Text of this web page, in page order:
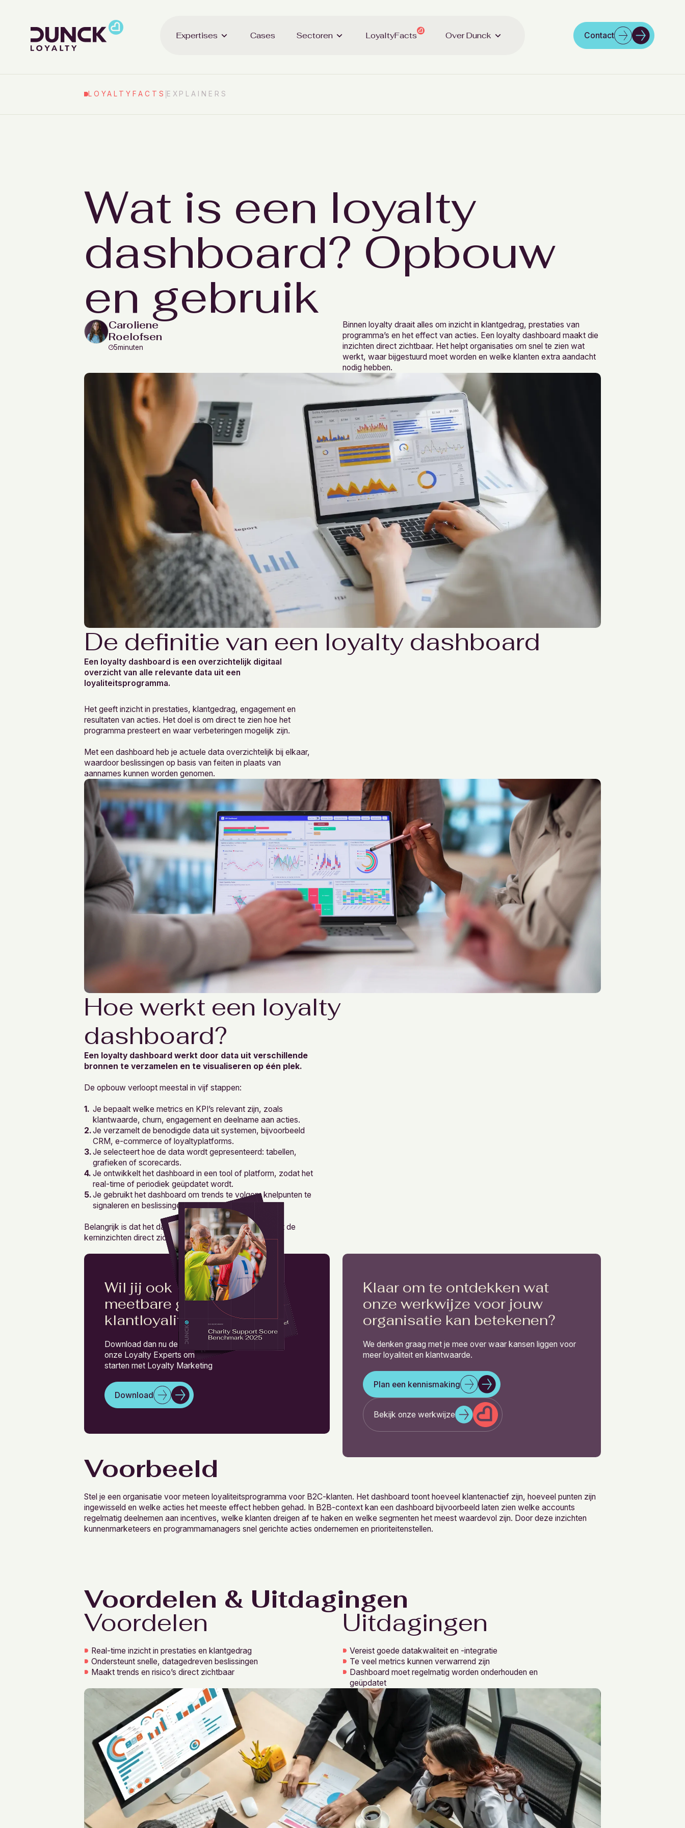
Expertises Cases Sectoren LoyaltyFacts Over Dunck Contact
LOYALTYFACTS EXPLAINERS
Wat is een loyalty
dashboard? Opbouw
en gebruik
Caroliene
Roelofsen
5minuten
Binnen loyalty draait alles om inzicht in klantgedrag, prestaties van
programma’s en het effect van acties. Een loyalty dashboard maakt die
inzichten direct zichtbaar. Het helpt organisaties om snel te zien wat
werkt, waar bijgestuurd moet worden en welke klanten extra aandacht
nodig hebben.
De definitie van een loyalty dashboard
Een loyalty dashboard is een overzichtelijk digitaal
overzicht van alle relevante data uit een
loyaliteitsprogramma.
Het geeft inzicht in prestaties, klantgedrag, engagement en
resultaten van acties. Het doel is om direct te zien hoe het
programma presteert en waar verbeteringen mogelijk zijn.
Met een dashboard heb je actuele data overzichtelijk bij elkaar,
waardoor beslissingen op basis van feiten in plaats van
aannames kunnen worden genomen.
Hoe werkt een loyalty
dashboard?
Een loyalty dashboard werkt door data uit verschillende
bronnen te verzamelen en te visualiseren op één plek.
De opbouw verloopt meestal in vijf stappen:
Je bepaalt welke metrics en KPI’s relevant zijn, zoals
klantwaarde, churn, engagement en deelname aan acties.
Je verzamelt de benodigde data uit systemen, bijvoorbeeld
CRM, e-commerce of loyaltyplatforms.
Je selecteert hoe de data wordt gepresenteerd: tabellen,
grafieken of scorecards.
Je ontwikkelt het dashboard in een tool of platform, zodat het
real-time of periodiek geüpdatet wordt.
Je gebruikt het dashboard om trends te volgen, knelpunten te
signaleren en beslissingen te ondersteunen.
Belangrijk is dat het dashboard overzichtelijk blijft en dat de
kerninzichten direct zichtbaar zijn.
Wil jij ook
meetbare groei in
klantloyaliteit?
Download dan nu de 10 tips van
onze Loyalty Experts om te
starten met Loyalty Marketing
Download
Klaar om te ontdekken wat
onze werkwijze voor jouw
organisatie kan betekenen?
We denken graag met je mee over waar kansen liggen voor
meer loyaliteit en klantwaarde.
Plan een kennismaking
Bekijk onze werkwijze
Voorbeeld
Stel je een organisatie voor meteen loyaliteitsprogramma voor B2C-klanten. Het dashboard toont hoeveel klantenactief zijn, hoeveel punten zijn
ingewisseld en welke acties het meeste effect hebben gehad. In B2B-context kan een dashboard bijvoorbeeld laten zien welke accounts
regelmatig deelnemen aan incentives, welke klanten dreigen af te haken en welke segmenten het meest waardevol zijn. Door deze inzichten
kunnenmarketeers en programmamanagers snel gerichte acties ondernemen en prioriteitenstellen.
Voordelen & Uitdagingen
Voordelen
Real-time inzicht in prestaties en klantgedrag
Ondersteunt snelle, datagedreven beslissingen
Maakt trends en risico’s direct zichtbaar
Uitdagingen
Vereist goede datakwaliteit en -integratie
Te veel metrics kunnen verwarrend zijn
Dashboard moet regelmatig worden onderhouden en
geüpdatet